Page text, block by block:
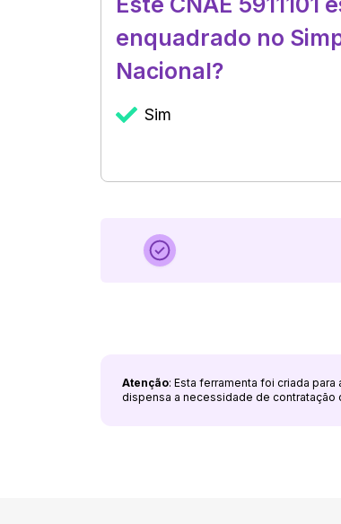
enquadrado no
Nacional?
Sim
Atenção: Esta ferramenta foi criada
dispensa a necessidade de contratação